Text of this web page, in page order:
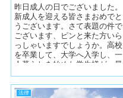
昨日成人の日でございました。
新成人を迎える皆さまおめでと
うございます。さて表題の件で
ございます、ピンと来た方いら
っしゃいますでしょうか。高校
を卒業して、大学へ入学し、一
人暮らしを始めた学生様が、最
か、けっこうお...
法律